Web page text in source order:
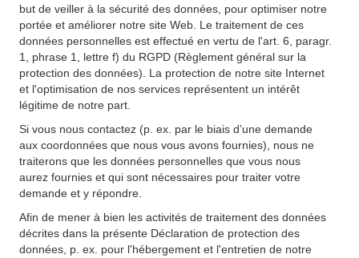
but de veiller à la sécurité des données, pour optimiser notre
portée et améliorer notre site Web. Le traitement de ces
données personnelles est effectué en vertu de l'art. 6, paragr.
1, phrase 1, lettre f) du RGPD (Règlement général sur la
protection des données). La protection de notre site Internet
et l'optimisation de nos services représentent un intérêt
légitime de notre part.
Si vous nous contactez (p. ex. par le biais d’une demande
aux coordonnées que nous vous avons fournies), nous ne
traiterons que les données personnelles que vous nous
aurez fournies et qui sont nécessaires pour traiter votre
demande et y répondre.
Afin de mener à bien les activités de traitement des données
décrites dans la présente Déclaration de protection des
données, p. ex. pour l'hébergement et l'entretien de notre